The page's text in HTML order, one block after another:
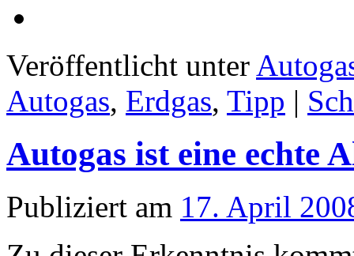
Veröffentlicht unter
Autogas, Erdgas, Tipp |
Autogas ist eine echte
Publiziert am 17. April